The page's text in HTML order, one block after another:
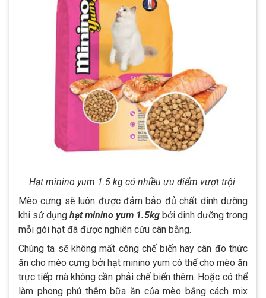
Hạt minino yum 1.5 kg có nhiều ưu điểm vượt trội
Mèo cưng sẽ luôn được đảm bảo đủ chất dinh dưỡng
khi sử dụng hạt minino yum 1.5kg bởi dinh dưỡng trong
mỗi gói hạt đã được nghiên cứu cân bằng.
Chúng ta sẽ không mất công chế biến hay cân đo thức
ăn cho mèo cưng bởi hạt minino yum có thể cho mèo ăn
trực tiếp mà không cần phải chế biến thêm. Hoặc có thể
làm phong phú thêm bữa ăn của mèo bằng cách mix